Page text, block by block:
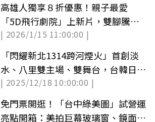
高雄人獨享８折優惠！親子最愛
「5D飛行劇院」上新片，雙腳騰空
飛入妖怪森林
| 2026/1/15 11:00:00 |
「閃耀新北1314跨河煙火」首創淡
水、八里雙主場、雙舞台，台韓日重
量級藝人領軍跨年
| 2025/12/18 10:00:00 |
免門票開逛！「台中綠美圖」試營運
亮點開箱：美拍巨幕玻璃窗、鏡面水